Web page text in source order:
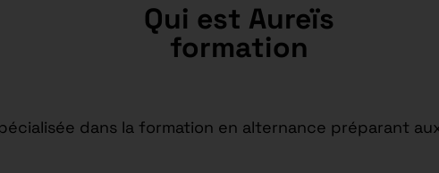
Qui est Aureïs
formation
dans la formation en alternance préparant